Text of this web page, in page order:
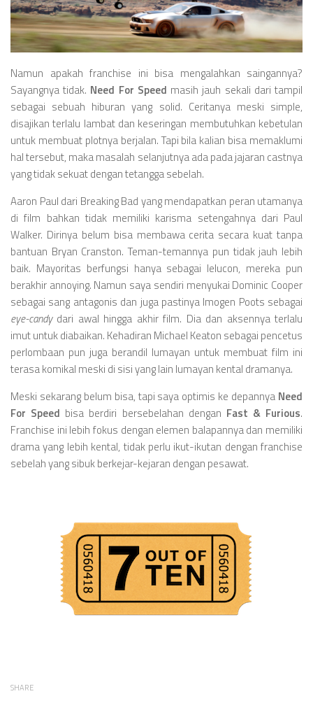
Namun apakah franchise ini bisa mengalahkan saingannya?
Sayangnya tidak. Need For Speed masih jauh sekali dari tampil
sebagai sebuah hiburan yang solid. Ceritanya meski simple,
disajikan terlalu lambat dan keseringan membutuhkan kebetulan
untuk membuat plotnya berjalan. Tapi bila kalian bisa memaklumi
hal tersebut, maka masalah selanjutnya ada pada jajaran castnya
yang tidak sekuat dengan tetangga sebelah.
Aaron Paul dari Breaking Bad yang mendapatkan peran utamanya
di film bahkan tidak memiliki karisma setengahnya dari Paul
Walker. Dirinya belum bisa membawa cerita secara kuat tanpa
bantuan Bryan Cranston. Teman-temannya pun tidak jauh lebih
baik. Mayoritas berfungsi hanya sebagai lelucon, mereka pun
berakhir annoying. Namun saya sendiri menyukai Dominic Cooper
sebagai sang antagonis dan juga pastinya Imogen Poots sebagai
eye-candydari awal hingga akhir film. Dia dan aksennya terlalu
imut untuk diabaikan. Kehadiran Michael Keaton sebagai pencetus
perlombaan pun juga berandil lumayan untuk membuat film ini
terasa komikal meski di sisi yang lain lumayan kental dramanya.
Meski sekarang belum bisa, tapi saya optimis ke depannya Need
For Speed bisa berdiri bersebelahan dengan Fast & Furious.
Franchise ini lebih fokus dengan elemen balapannya dan memiliki
drama yang lebih kental, tidak perlu ikut-ikutan dengan franchise
sebelah yang sibuk berkejar-kejaran dengan pesawat.
SHARE